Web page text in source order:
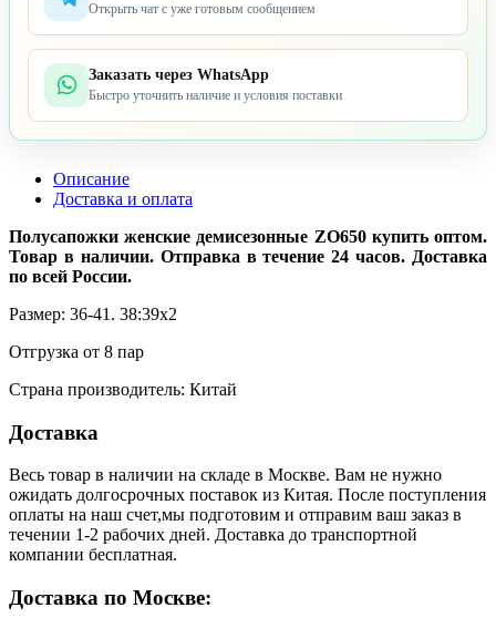
Открыть чат с уже готовым сообщением
Заказать через WhatsApp
Быстро уточнить наличие и условия поставки
Описание
Доставка и оплата
Полусапожки женские демисезонные ZO650 купить оптом.
Товар в наличии. Отправка в течение 24 часов. Доставка
по всей России.
Размер: 36-41. 38:39х2
Отгрузка от 8 пар
Страна производитель: Китай
Доставка
Весь товар в наличии на складе в Москве. Вам не нужно
ожидать долгосрочных поставок из Китая. После поступления
оплаты на наш счет,мы подготовим и отправим ваш заказ в
течении 1-2 рабочих дней. Доставка до транспортной
компании бесплатная.
Доставка по Москве: